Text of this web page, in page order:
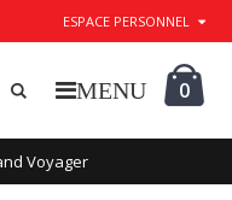
ESPACE PERSONNEL
0
Voyager